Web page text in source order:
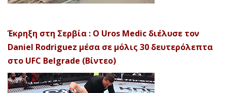
Έκρηξη στη Σερβία : Ο Uros Medic διέλυσε τον
Daniel Rodriguez μέσα σε μόλις 30 δευτερόλεπτα
στο UFC Belgrade (Βίντεο)